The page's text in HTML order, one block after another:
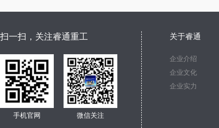
扫一扫，关注睿通重工
手机官网 微信关注
关于睿通
企业介绍
企业文化
企业实力